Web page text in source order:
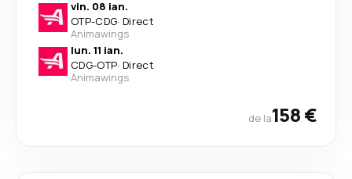
vin. 08 ian.
OTP-CDG· Direct
Animawings
lun. 11 ian.
CDG-OTP· Direct
Animawings
de la158 €